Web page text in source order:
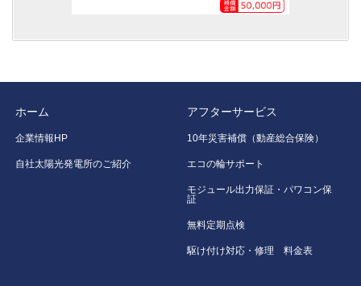
ホーム
企業情報HP
自社太陽光発電所のご紹介
アフターサービス
10年災害補償（動産総合保険）
エコの輪サポート
モジュール出力保証・パワコン保
証
無料定期点検
駆け付け対応・修理 料金表